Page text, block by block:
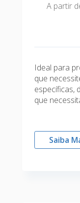
A partir
Ideal para
que
específicas,
que
Saiba